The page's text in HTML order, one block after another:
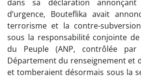
dans sa déclaration
d’urgence, Bouteflika avait
terrorisme et la contre-
sous la responsabilité conjointe de
du Peuple (ANP, contrôlée
Département du renseignement et
et tomberaient désormais sous la